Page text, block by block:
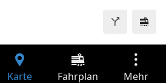
Karte Fahrplan Mehr